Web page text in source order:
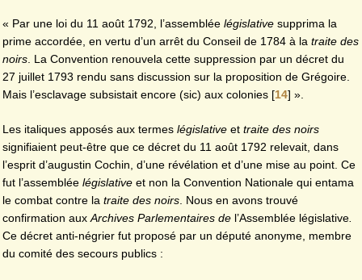
« Par une loi du 11 août 1792, l’assemblée législative supprima la
prime accordée, en vertu d’un arrêt du Conseil de 1784 à la traite des
noirs . La Convention renouvela cette suppression par un décret du
27 juillet 1793 rendu sans discussion sur la proposition de Grégoire.
Mais l’esclavage subsistait encore (sic) aux colonies [14] ».
Les italiques apposés aux termes législative et traite des noirs
signifiaient peut-être que ce décret du 11 août 1792 relevait, dans
l’esprit d’augustin Cochin, d’une révélation et d’une mise au point. Ce
fut l’assemblée législative et non la Convention Nationale qui entama
le combat contre la traite des noirs. Nous en avons trouvé
confirmation auxArchives Parlementaires de l’Assemblée législative.
Ce décret anti-négrier fut proposé par un député anonyme, membre
du comité des secours publics :